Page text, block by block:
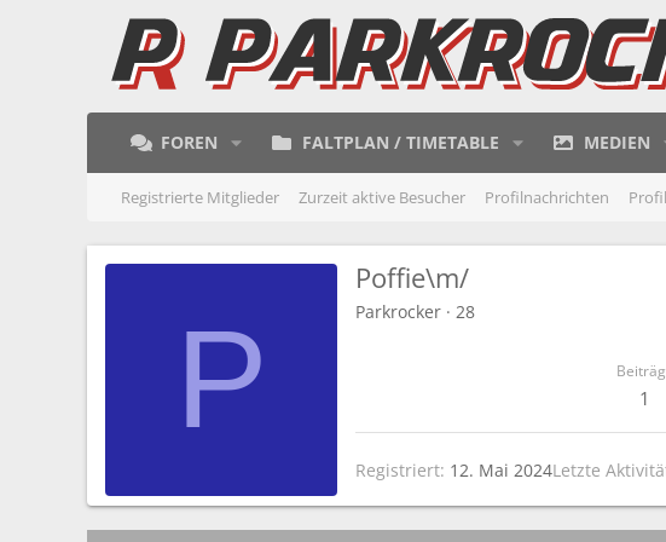
FOREN FALTPLAN / TIMETABLE MEDIEN
Registrierte Mitglieder Zurzeit aktive Besucher Profilnachrichten
P
Poffie\m/
Parkrocker · 28
1
Registriert 12. Mai 2024Letzte